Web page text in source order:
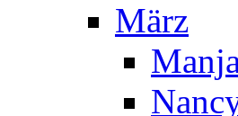
März